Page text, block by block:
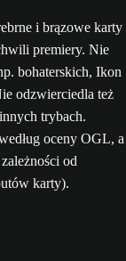
i brązowe karty
premiery. Nie
bohaterskich, Ikon
odzwierciedla też
trybach.
oceny OGL, a
od
karty).